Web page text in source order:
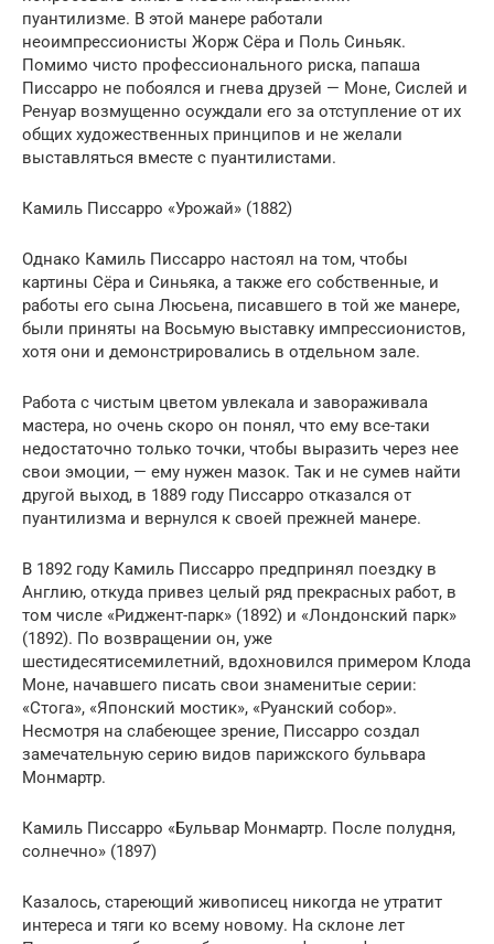
пуантилизме. В этой манере работали
неоимпрессионисты Жорж Сёра и Поль Синьяк.
Помимо чисто профессионального риска, папаша
Писсарро не побоялся и гнева друзей — Моне, Сислей и
Ренуар возмущенно осуждали его за отступление от их
общих художественных принципов и не желали
выставляться вместе с пуантилистами.
Камиль Писсарро «Урожай» (1882)
Однако Камиль Писсарро настоял на том, чтобы
картины Сёра и Синьяка, а также его собственные, и
работы его сына Люсьена, писавшего в той же манере,
были приняты на Восьмую выставку импрессионистов,
хотя они и демонстрировались в отдельном зале.
Работа с чистым цветом увлекала и завораживала
мастера, но очень скоро он понял, что ему все-таки
недостаточно только точки, чтобы выразить через нее
свои эмоции, — ему нужен мазок. Так и не сумев найти
другой выход, в 1889 году Писсарро отказался от
пуантилизма и вернулся к своей прежней манере.
В 1892 году Камиль Писсарро предпринял поездку в
Англию, откуда привез целый ряд прекрасных работ, в
том числе «Риджент-парк» (1892) и «Лондонский парк»
(1892). По возвращении он, уже
шестидесятисемилетний, вдохновился примером Клода
Моне, начавшего писать свои знаменитые серии:
«Стога», «Японский мостик», «Руанский собор».
Несмотря на слабеющее зрение, Писсарро создал
замечательную серию видов парижского бульвара
Монмартр.
Камиль Писсарро «Бульвар Монмартр. После полудня,
солнечно» (1897)
Казалось, стареющий живописец никогда не утратит
интереса и тяги ко всему новому. На склоне лет